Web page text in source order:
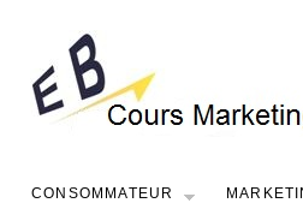
CONSOMMATEUR